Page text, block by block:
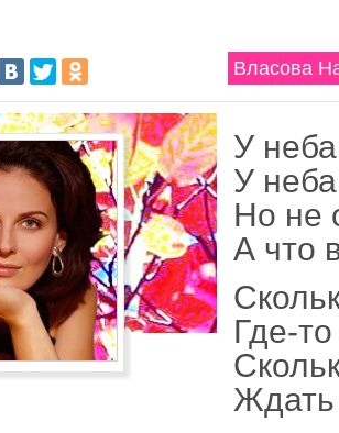
Власова
У
У
Но не
А что
Где-
Ждать